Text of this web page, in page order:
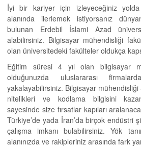
İyi bir kariyer için izleyeceğiniz
alanında ilerlemek istiyorsanız
bulunan Erdebil İslami Azad
alabilirsiniz. Bilgisayar mühendisliği
olan üniversitedeki fakülteler oldukça
Eğitim süresi 4 yıl olan bilgisayar
olduğunuzda uluslararası
yakalayabilirsiniz. Bilgisayar mühendisliği
nitelikleri ve kodlama bilgisini
sayesinde size fırsatlar kapıları
Türkiye’de yada İran’da birçok endüstri
çalışma imkanı bulabilirsiniz. Yök
alanınızda ve rakipleriniz arasında fark